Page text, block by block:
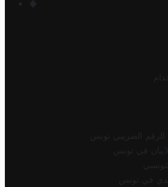
الضريبي تونس
في تونس
في تونس